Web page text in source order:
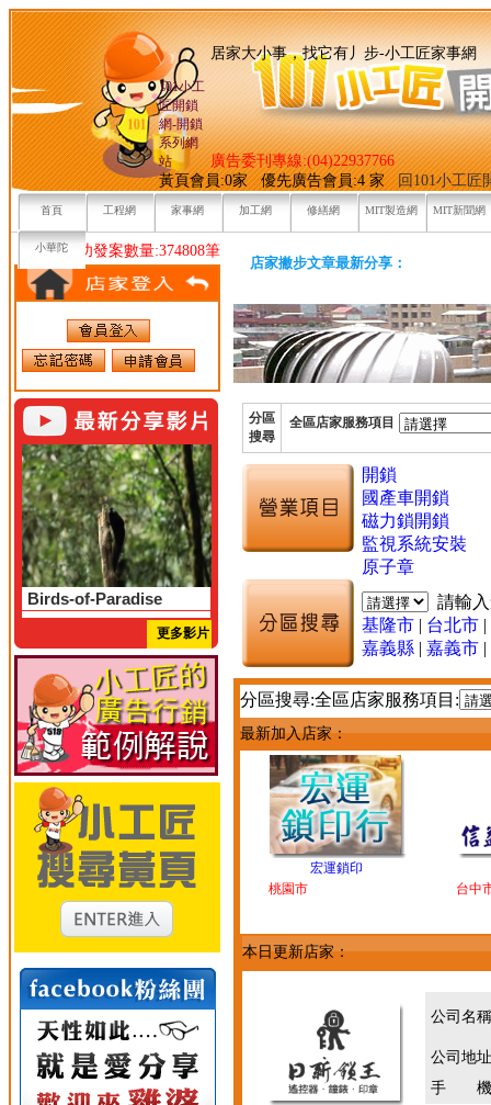
101小工
匠開鎖
網-開鎖
系列網
站
居家大小事，找它有丿步-小
廣告委刊專線:(04)22937766
黃頁會員:0家 優先廣告會員:4 家回101小工匠
首頁 工程網 家事網 加工網 修繕網 MIT製造網 MIT新聞網
小華陀
目前已成功發案數量:374808筆
Birds-of-Paradise
更多影片
店家撇步文章最新分享：
分區
搜尋
全區店家服務項目
開鎖
國產車開鎖
磁力鎖開鎖
監視系統安裝
原子章
請輸
基隆市 | 台北市 |
嘉義縣 | 嘉義市 |
分區搜尋:全區店家服務項目:
最新加入店家：
宏運鎖印
桃園市
台中
本日更新店家：
公司名
公司地
手 機